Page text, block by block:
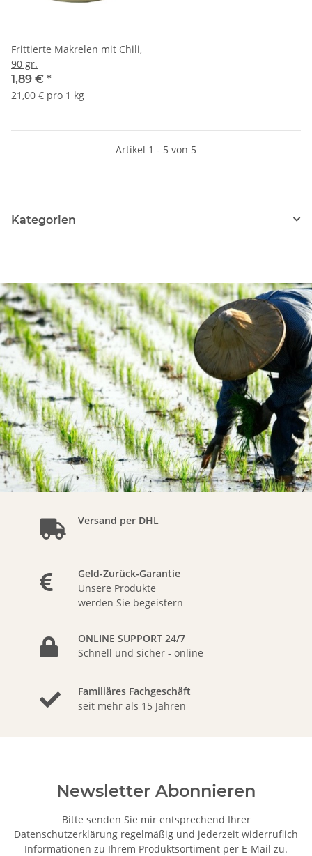
Frittierte Makrelen mit Chili,
90 gr.
1,89 € *
21,00 € pro 1 kg
Artikel 1 - 5 von 5
Kategorien
Versand per DHL
Geld-Zurück-Garantie
Unsere Produkte
werden Sie begeistern
ONLINE SUPPORT 24/7
Schnell und sicher - online
Familiäres Fachgeschäft
seit mehr als 15 Jahren
Newsletter Abonnieren
Bitte senden Sie mir entsprechend Ihrer
Datenschutzerklärung regelmäßig und jederzeit widerruflich
Informationen zu Ihrem Produktsortiment per E-Mail zu.